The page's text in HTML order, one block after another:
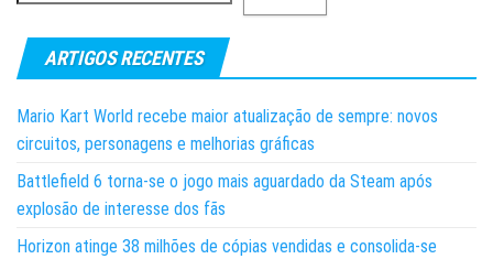
ARTIGOS RECENTES
Mario Kart World recebe maior atualização de sempre: novos
circuitos, personagens e melhorias gráficas
Battlefield 6 torna-se o jogo mais aguardado da Steam após
explosão de interesse dos fãs
Horizon atinge 38 milhões de cópias vendidas e consolida-se